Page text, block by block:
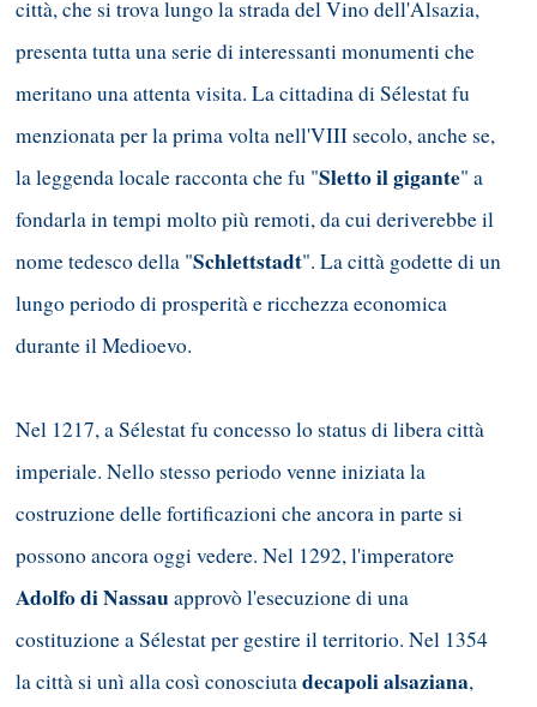
città, che si trova lungo la strada del Vino dell'Alsazia,
presenta tutta una serie di interessanti monumenti che
meritano una attenta visita. La cittadina di Sélestat fu
menzionata per la prima volta nell'VIII secolo, anche se,
la leggenda locale racconta che fu "Sletto il gigante" a
fondarla in tempi molto più remoti, da cui deriverebbe il
nome tedesco della "Schlettstadt". La città godette di un
lungo periodo di prosperità e ricchezza economica
durante il Medioevo.
Nel 1217, a Sélestat fu concesso lo status di libera città
imperiale. Nello stesso periodo venne iniziata la
costruzione delle fortificazioni che ancora in parte si
possono ancora oggi vedere. Nel 1292, l'imperatore
Adolfo di Nassauapprovò l'esecuzione di una
costituzione a Sélestat per gestire il territorio. Nel 1354
la città si unì alla così conosciutadecapoli alsaziana,